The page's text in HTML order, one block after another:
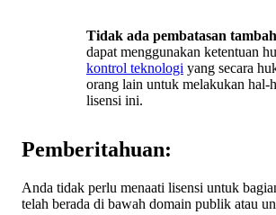
Tidak ada pembatasan
dapat menggunakan ketentuan
kontrol teknologi yang secara
orang lain untuk melakukan hal-
lisensi ini.
Pemberitahuan:
Anda tidak perlu menaati lisensi untuk
telah berada di bawah domain publik atau